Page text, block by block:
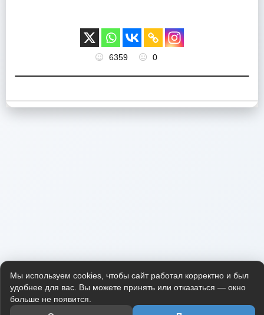
6359 0
Мы используем cookies, чтобы сайт работал корректно и был
удобнее для вас. Вы можете принять или отказаться — окно
больше не появится.